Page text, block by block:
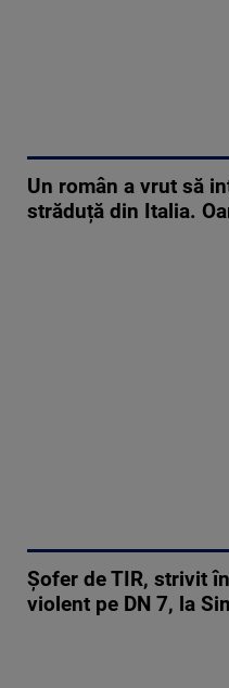
Un român a vrut să
străduță din Italia.
Șofer de TIR, strivit
violent pe DN 7, la